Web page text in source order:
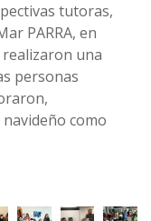
tutoras,
PARRA, en
realizaron una
personas
como